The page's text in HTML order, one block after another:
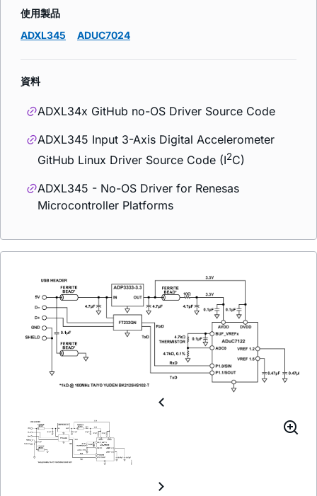
使用製品
ADXL345
ADUC7024
資料
ADXL34x GitHub no-OS Driver Source Code
ADXL345 Input 3-Axis Digital Accelerometer
GitHub Linux Driver Source Code (I2C)
ADXL345 - No-OS Driver for Renesas
Microcontroller Platforms